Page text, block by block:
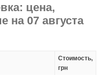
цена,
на 07 августа
Стоимость,
грн